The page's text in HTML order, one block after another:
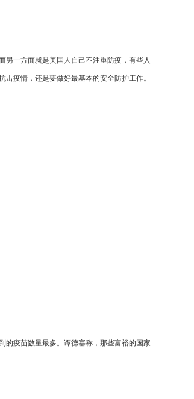
另一方面就是美国人自己不注重防疫，有些人
疫情，还是要做好最基本的安全防护工作。
的疫苗数量最多。谭德塞称，那些富裕的国家